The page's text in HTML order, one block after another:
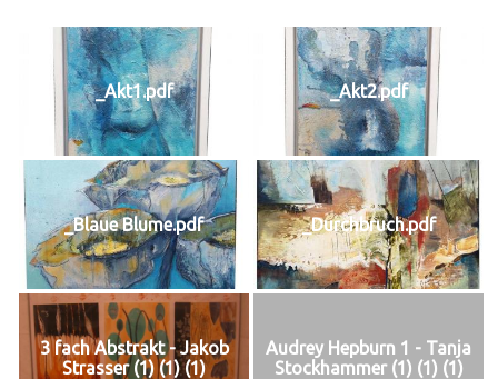
_Akt1.pdf _Akt2.pdf
_Blaue Blume.pdf _Durchbruch.pdf
3 fach Abstrakt - Jakob
Strasser (1) (1) (1)
Audrey Hepburn 1 - Tanja
Stockhammer (1) (1) (1)